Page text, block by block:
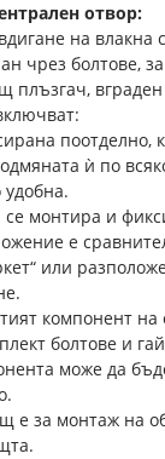
отвор:
на влакна
чрез болтове,
плъзгач,
поотделно,
ѝ по
монтира и
е
или
компонент
болтове и
може да
е за монтаж на